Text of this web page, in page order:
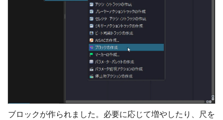
ブロックが作られました。必要に応じて増やしたり、尺を